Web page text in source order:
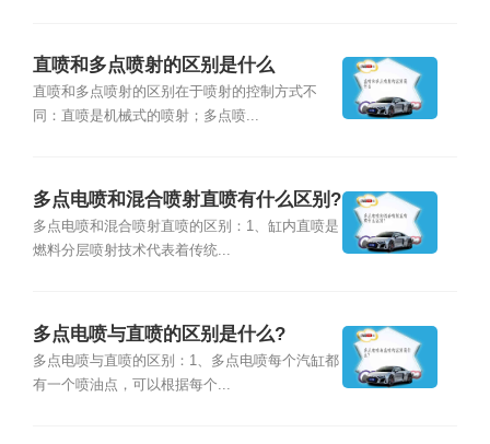
直喷和多点喷射的区别是什么
直喷和多点喷射的区别在于喷射的控制方式不
同：直喷是机械式的喷射；多点喷...
多点电喷和混合喷射直喷有什么区别?
多点电喷和混合喷射直喷的区别：1、缸内直喷是
燃料分层喷射技术代表着传统...
多点电喷与直喷的区别是什么?
多点电喷与直喷的区别：1、多点电喷每个汽缸都
有一个喷油点，可以根据每个...